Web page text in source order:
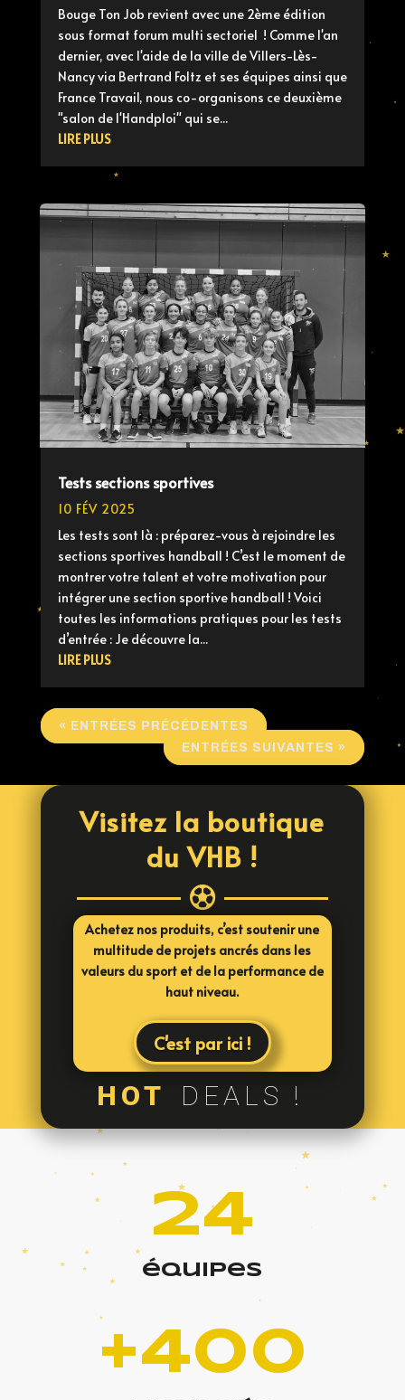
Bouge Ton Job revient avec une 2ème édition
sous format forum multi sectoriel ! Comme l'an
dernier, avec l'aide de la ville de Villers-Lès-
Nancy via Bertrand Foltz et ses équipes ainsi que
France Travail, nous co-organisons ce deuxième
"salon de l'Handploi" qui se...
LIRE PLUS
Tests sections sportives
10 FÉV 2025
Les tests sont là : préparez-vous à rejoindre les
sections sportives handball ! C’est le moment de
montrer votre talent et votre motivation pour
intégrer une section sportive handball ! Voici
toutes les informations pratiques pour les tests
d’entrée : Je découvre la...
LIRE PLUS
« ENTRÉES PRÉCÉDENTES
ENTRÉES SUIVANTES »
Visitez la boutique
du VHB !

Achetez nos produits, c’est soutenir une
multitude de projets ancrés dans les
valeurs du sport et de la performance de
haut niveau.
C'est par ici !
HOT DEALS !
24
équipes
+400